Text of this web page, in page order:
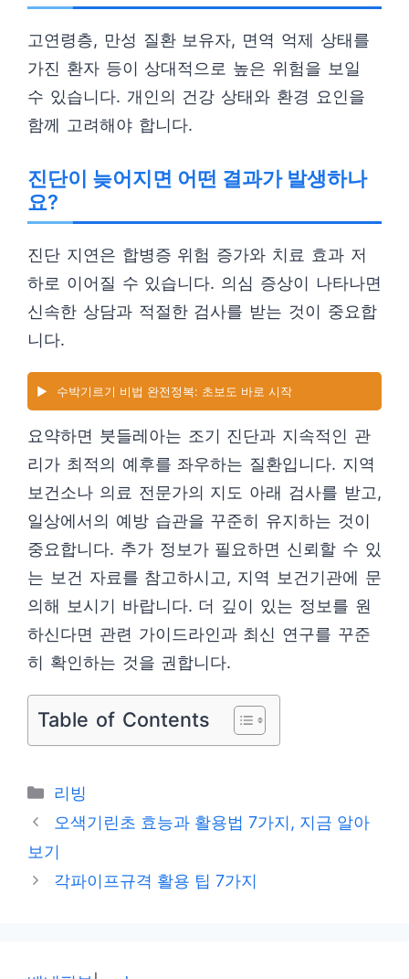
고연령층, 만성 질환 보유자, 면역 억제 상태를
가진 환자 등이 상대적으로 높은 위험을 보일
수 있습니다. 개인의 건강 상태와 환경 요인을
함께 고려해야 합니다.
진단이 늦어지면 어떤 결과가 발생하나
요?
진단 지연은 합병증 위험 증가와 치료 효과 저
하로 이어질 수 있습니다. 의심 증상이 나타나면
신속한 상담과 적절한 검사를 받는 것이 중요합
니다.
▶️ 수박기르기 비법 완전정복: 초보도 바로 시작
요약하면 붓들레아는 조기 진단과 지속적인 관
리가 최적의 예후를 좌우하는 질환입니다. 지역
보건소나 의료 전문가의 지도 아래 검사를 받고,
일상에서의 예방 습관을 꾸준히 유지하는 것이
중요합니다. 추가 정보가 필요하면 신뢰할 수 있
는 보건 자료를 참고하시고, 지역 보건기관에 문
의해 보시기 바랍니다. 더 깊이 있는 정보를 원
하신다면 관련 가이드라인과 최신 연구를 꾸준
히 확인하는 것을 권합니다.
Table of Contents
카
테
리
리빙
오색기린초 효능과 활용법 7가지, 지금 알아
보기
각파이프규격 활용 팁 7가지